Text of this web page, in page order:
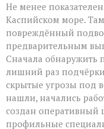
Не менее
Каспийском море.
повреждённый
предварительным
Сначала обнаружить
лишний раз
скрытые угрозы под
нашли, начались
создан оперативный
профильные